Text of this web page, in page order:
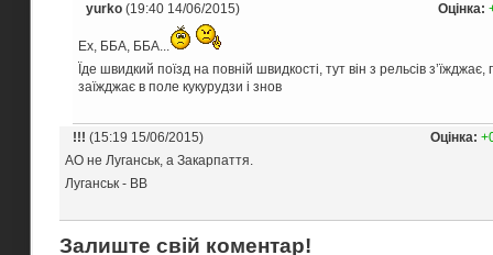
yurko (19:40 14/06/2015) Оцінка:
Ех, ББА, ББА...
Їде швидкий поїзд на повній швидкості, тут він з рельсів з’їжджає,
заїжджає в поле кукурудзи і знов
!!! (15:19 15/06/2015) Оцінка:
АО не Луганськ, а Закарпаття.
Луганськ - ВВ
Залиште свій коментар!